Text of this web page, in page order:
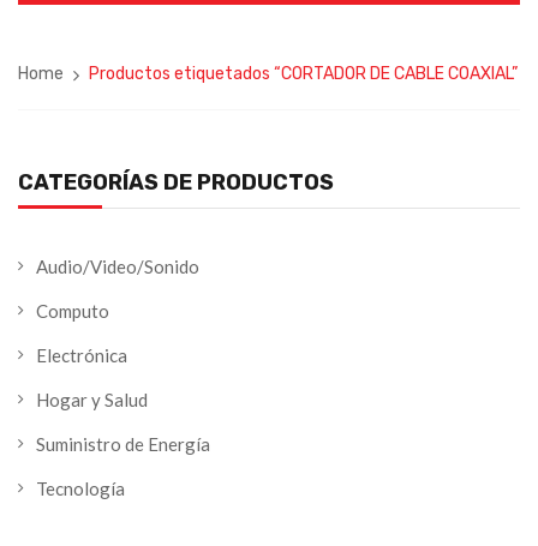
Home Productos etiquetados “CORTADOR DE CABLE COAXIAL”
CATEGORÍAS DE PRODUCTOS
Audio/Video/Sonido
Computo
Electrónica
Hogar y Salud
Suministro de Energía
Tecnología